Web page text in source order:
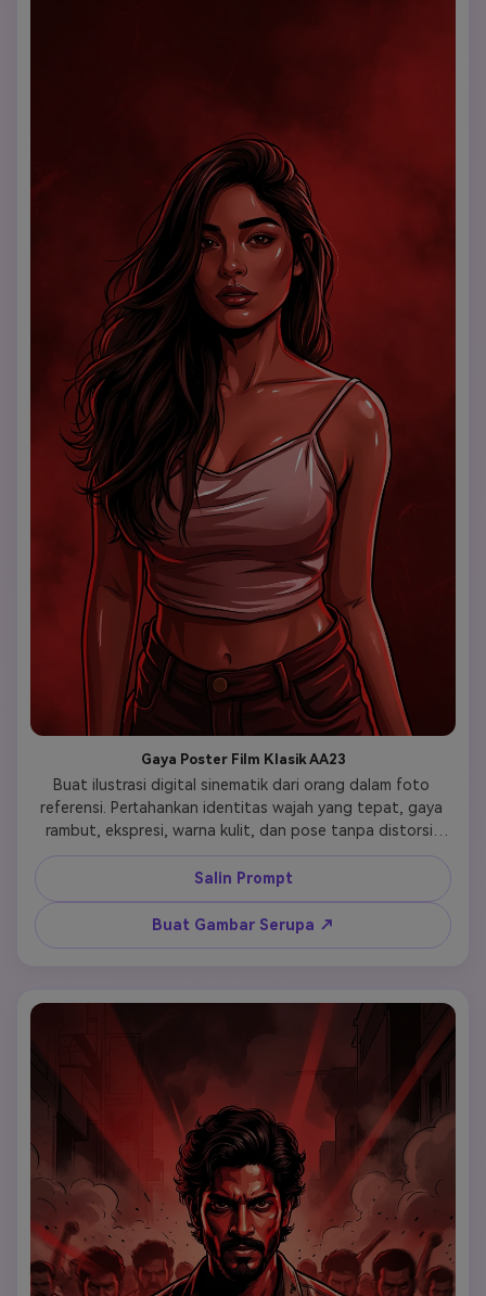
Gaya Poster Film Klasik AA23
Buat ilustrasi digital sinematik dari orang dalam foto
referensi. Pertahankan identitas wajah yang tepat, gaya
rambut, ekspresi, warna kulit, dan pose tanpa distorsi.
Ubah seluruh adegan menjadi gaya poster film gangster
Tamil kontras tinggi berwarna merah dalam. Ganti latar
belakang dengan gradien merah, atmosfer berasap, dan
tekstur halus. Tambahkan bayangan bergaya buku komik
yang tebal, garis tepi hitam yang jelas, bayangan hitam
bersih, dan pencahayaan dinamis sambil mempertahankan
desain pakaian asli. Tambahkan sorotan intens pada garis
rahang, tulang pipi, dan tepi tubuh. Pertahankan pose
dan sikap asli. Ciptakan suasana sinematik yang dramatis
dan bertenaga dengan pencahayaan dramatis dan
kontras tinggi. Detail ultra-tinggi, garis tajam, atmosfer
merah yang hidup, energi poster film aksi, ilustrasi 4K.
Salin Prompt
Buat Gambar Serupa ↗